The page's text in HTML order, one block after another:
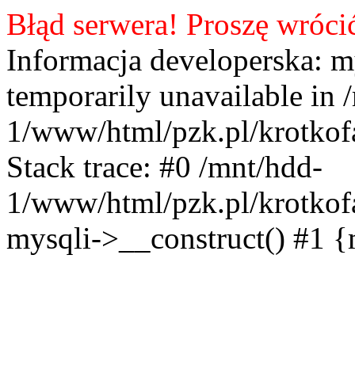
Błąd serwera! Proszę
Informacja developerska:
temporarily unavailable in
1/www/html/pzk.pl/
Stack trace: #0 /mnt/hdd-
1/www/html/pzk.pl/
mysqli->__construct() #1